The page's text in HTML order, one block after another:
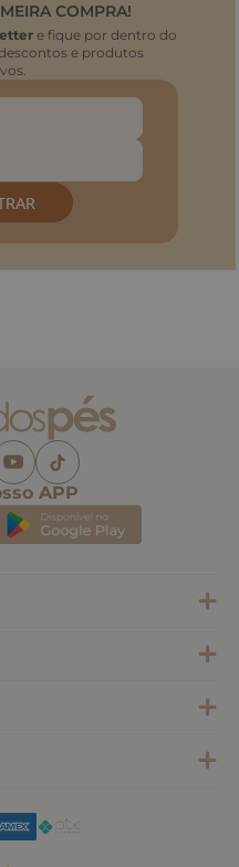
COMPRA!
e fique por dentro do
e produtos
APP